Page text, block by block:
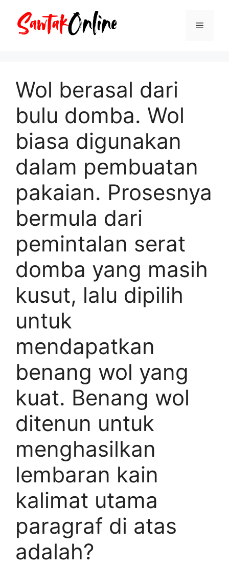
Menu
Wol berasal dari
bulu domba. Wol
biasa digunakan
dalam pembuatan
pakaian. Prosesnya
bermula dari
pemintalan serat
domba yang masih
kusut, lalu dipilih
untuk
mendapatkan
benang wol yang
kuat. Benang wol
ditenun untuk
menghasilkan
lembaran kain
kalimat utama
paragraf di atas
adalah?